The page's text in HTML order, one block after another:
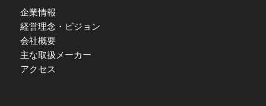
企業情報
経営理念・ビジョン
会社概要
主な取扱メーカー
アクセス